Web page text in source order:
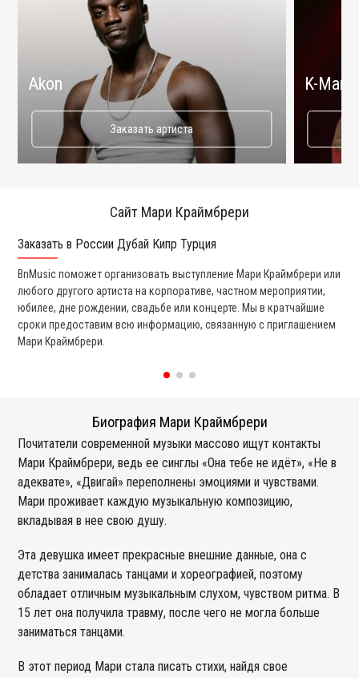
Akon
Заказать артиста
K-Maro
Сайт Мари Краймбрери
Заказать в России Дубай Кипр Турция
BnMusic поможет организовать выступление Мари Краймбрери или
любого другого артиста на корпоративе, частном мероприятии,
юбилее, дне рождении, свадьбе или концерте. Мы в кратчайшие
сроки предоставим всю информацию, связанную с приглашением
Мари Краймбрери.
Биография Мари Краймбрери
Почитатели современной музыки массово ищут контакты
Мари Краймбрери, ведь ее синглы «Она тебе не идёт», «Не в
адеквате», «Двигай» переполнены эмоциями и чувствами.
Мари проживает каждую музыкальную композицию,
вкладывая в нее свою душу.
Эта девушка имеет прекрасные внешние данные, она с
детства занималась танцами и хореографией, поэтому
обладает отличным музыкальным слухом, чувством ритма. В
15 лет она получила травму, после чего не могла больше
заниматься танцами.
В этот период Мари стала писать стихи, найдя свое